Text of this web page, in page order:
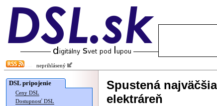
neprihlásený
DSL pripojenie
Ceny DSL
Dostupnosť DSL
Spustená
elektráreň